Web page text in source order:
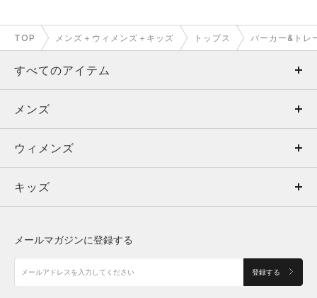
TOP メンズ＋ウィメンズ＋キッズ トップス パーカー&トレ
すべてのアイテム
メンズ
ウィメンズ
キッズ
アクセサリー
メンズ
トップス
ボトムス
アクセサリー
ウィメンズ
トップス
シューズ
キッズ
メールマガジンに登録する
登録する